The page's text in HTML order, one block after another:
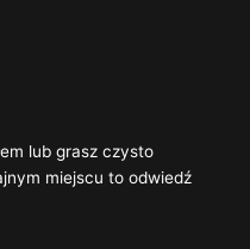
lub grasz czysto
miejscu to odwiedź